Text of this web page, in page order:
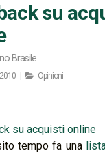
su
Brasile
| Opinioni
tempo fa una